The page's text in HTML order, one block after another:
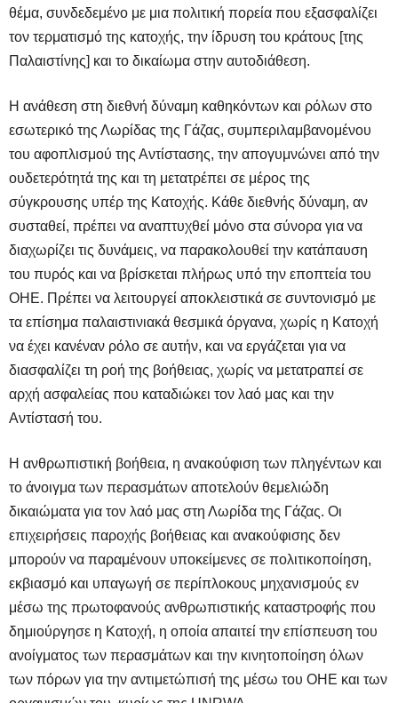
θέμα, συνδεδεμένο με μια πολιτική πορεία που εξασφαλίζει
τον τερματισμό της κατοχής, την ίδρυση του κράτους [της
Παλαιστίνης] και το δικαίωμα στην αυτοδιάθεση.
Η ανάθεση στη διεθνή δύναμη καθηκόντων και ρόλων στο
εσωτερικό της Λωρίδας της Γάζας, συμπεριλαμβανομένου
του αφοπλισμού της Αντίστασης, την απογυμνώνει από την
ουδετερότητά της και τη μετατρέπει σε μέρος της
σύγκρουσης υπέρ της Κατοχής. Κάθε διεθνής δύναμη, αν
συσταθεί, πρέπει να αναπτυχθεί μόνο στα σύνορα για να
διαχωρίζει τις δυνάμεις, να παρακολουθεί την κατάπαυση
του πυρός και να βρίσκεται πλήρως υπό την εποπτεία του
ΟΗΕ. Πρέπει να λειτουργεί αποκλειστικά σε συντονισμό με
τα επίσημα παλαιστινιακά θεσμικά όργανα, χωρίς η Κατοχή
να έχει κανέναν ρόλο σε αυτήν, και να εργάζεται για να
διασφαλίζει τη ροή της βοήθειας, χωρίς να μετατραπεί σε
αρχή ασφαλείας που καταδιώκει τον λαό μας και την
Αντίστασή του.
Η ανθρωπιστική βοήθεια, η ανακούφιση των πληγέντων και
το άνοιγμα των περασμάτων αποτελούν θεμελιώδη
δικαιώματα για τον λαό μας στη Λωρίδα της Γάζας. Οι
επιχειρήσεις παροχής βοήθειας και ανακούφισης δεν
μπορούν να παραμένουν υποκείμενες σε πολιτικοποίηση,
εκβιασμό και υπαγωγή σε περίπλοκους μηχανισμούς εν
μέσω της πρωτοφανούς ανθρωπιστικής καταστροφής που
δημιούργησε η Κατοχή, η οποία απαιτεί την επίσπευση του
ανοίγματος των περασμάτων και την κινητοποίηση όλων
των πόρων για την αντιμετώπισή της μέσω του ΟΗΕ και των